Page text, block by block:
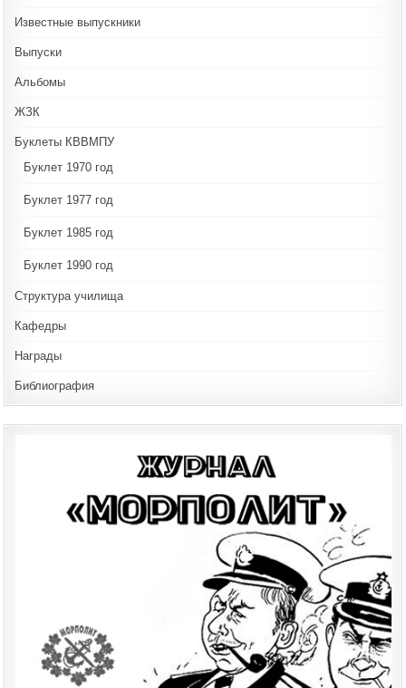
Известные выпускники
Выпуски
Альбомы
ЖЗК
Буклеты КВВМПУ
Буклет 1970 год
Буклет 1977 год
Буклет 1985 год
Буклет 1990 год
Структура училища
Кафедры
Награды
Библиография